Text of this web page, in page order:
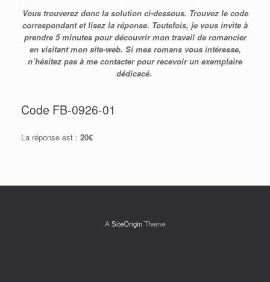
Vous trouverez donc la solution ci-dessous. Trouvez le code
correspondant et lisez la réponse. Toutefois, je vous invite à
prendre 5 minutes pour découvrir mon travail de romancier
en visitant mon site-web. Si mes romans vous intéresse,
n’hésitez pas à me contacter pour recevoir un exemplaire
dédicacé.
Code FB-0926-01
La réponse est : 20€
A SiteOriginTheme